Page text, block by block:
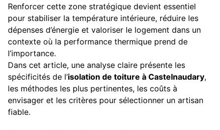
Renforcer cette zone stratégique devient essentiel
pour stabiliser la température intérieure, réduire les
dépenses d’énergie et valoriser le logement dans un
contexte où la performance thermique prend de
l’importance.
Dans cet article, une analyse claire présente les
spécificités de l’isolation de toiture à Castelnaudary,
les méthodes les plus pertinentes, les coûts à
envisager et les critères pour sélectionner un artisan
fiable.